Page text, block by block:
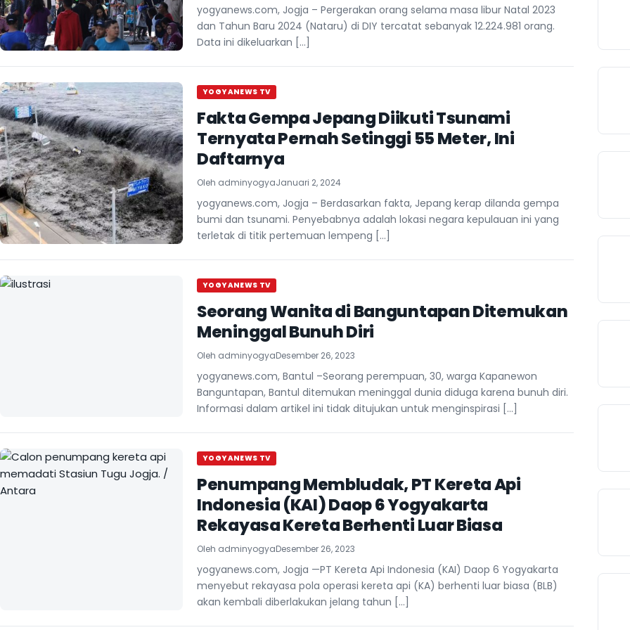
yogyanews.com, Jogja – Pergerakan orang selama masa libur Natal 2023
dan Tahun Baru 2024 (Nataru) di DIY tercatat sebanyak 12.224.981 orang.
Data ini dikeluarkan […]
YOGYANEWS TV
Fakta Gempa Jepang Diikuti Tsunami
Ternyata Pernah Setinggi 55 Meter, Ini
Daftarnya
Oleh adminyogyaJanuari 2, 2024
yogyanews.com, Jogja – Berdasarkan fakta, Jepang kerap dilanda gempa
bumi dan tsunami. Penyebabnya adalah lokasi negara kepulauan ini yang
terletak di titik pertemuan lempeng […]
YOGYANEWS TV
Seorang Wanita di Banguntapan Ditemukan
Meninggal Bunuh Diri
Oleh adminyogyaDesember 26, 2023
yogyanews.com, Bantul –Seorang perempuan, 30, warga Kapanewon
Banguntapan, Bantul ditemukan meninggal dunia diduga karena bunuh diri.
Informasi dalam artikel ini tidak ditujukan untuk menginspirasi […]
YOGYANEWS TV
Penumpang Membludak, PT Kereta Api
Indonesia (KAI) Daop 6 Yogyakarta
Rekayasa Kereta Berhenti Luar Biasa
Oleh adminyogyaDesember 26, 2023
yogyanews.com, Jogja —PT Kereta Api Indonesia (KAI) Daop 6 Yogyakarta
menyebut rekayasa pola operasi kereta api (KA) berhenti luar biasa (BLB)
akan kembali diberlakukan jelang tahun […]